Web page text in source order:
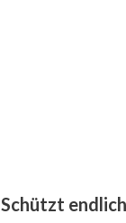
Schützt